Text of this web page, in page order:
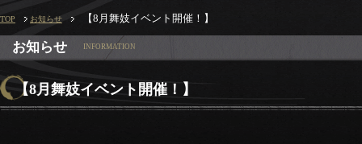
TOP お知らせ 【8月舞妓イベント開催！】
お知らせ INFORMATION
【8月舞妓イベント開催！】